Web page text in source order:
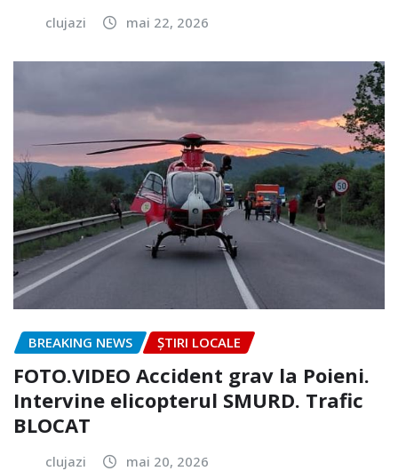
clujazi mai 22, 2026
BREAKING NEWS ȘTIRI LOCALE
FOTO.VIDEO Accident grav la Poieni.
Intervine elicopterul SMURD. Trafic
BLOCAT
clujazi mai 20, 2026